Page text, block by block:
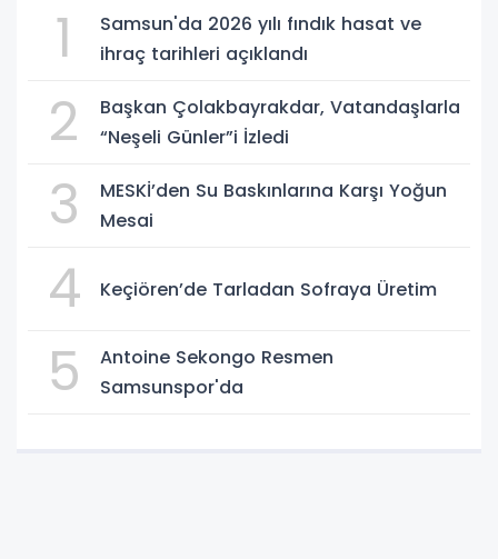
1
Samsun'da 2026 yılı fındık hasat ve
ihraç tarihleri açıklandı
2
Başkan Çolakbayrakdar, Vatandaşlarla
“Neşeli Günler”i İzledi
3
MESKİ’den Su Baskınlarına Karşı Yoğun
Mesai
4 Keçiören’de Tarladan Sofraya Üretim
5
Antoine Sekongo Resmen
Samsunspor'da